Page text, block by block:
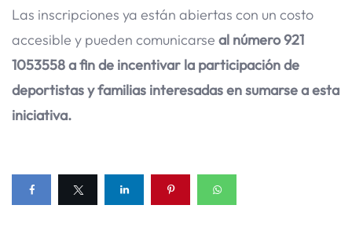
Las inscripciones ya están abiertas con un costo
accesible y pueden comunicarse al número 921
1053558 a fin de incentivar la participación de
deportistas y familias interesadas en sumarse a esta
iniciativa.